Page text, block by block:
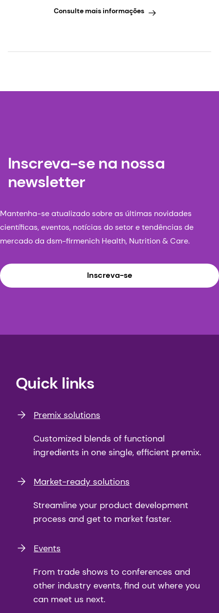
Consulte mais informações
Inscreva-se na nossa
newsletter
Mantenha-se atualizado sobre as últimas novidades
científicas, eventos, notícias do setor e tendências de
mercado da dsm-firmenich Health, Nutrition & Care.
Inscreva-se
Quick links
Premix solutions
Customized blends of functional
ingredients in one single, efficient premix.
Market-ready solutions
Streamline your product development
process and get to market faster.
Events
From trade shows to conferences and
other industry events, find out where you
can meet us next.